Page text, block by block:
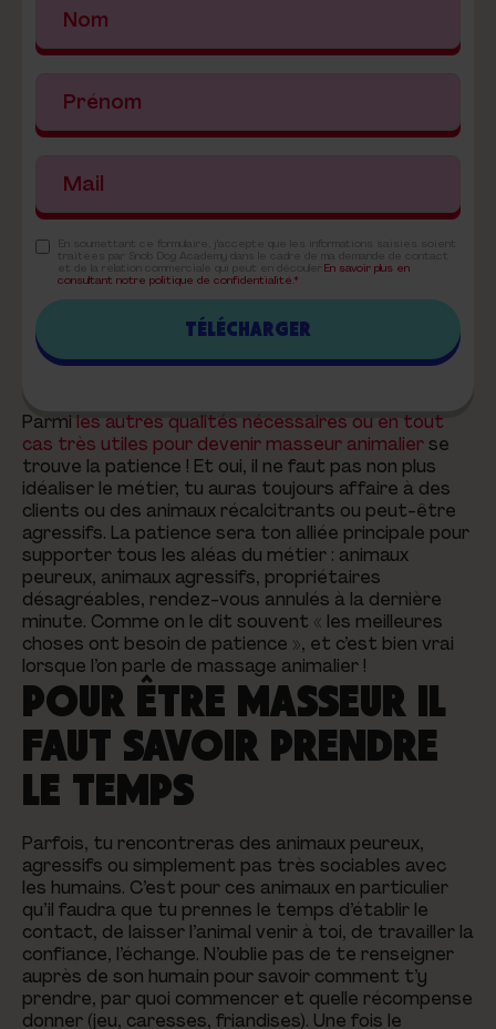
En savoir plus en
consultant notre politique de confidentialité.*
Parmi les autres qualités nécessaires ou en tout
cas très utiles pour devenir masseur animalierse
trouve la patience ! Et oui, il ne faut pas non plus
idéaliser le métier, tu auras toujours affaire à des
clients ou des animaux récalcitrants ou peut-être
agressifs. La patience sera ton alliée principale pour
supporter tous les aléas du métier : animaux
peureux, animaux agressifs, propriétaires
désagréables, rendez-vous annulés à la dernière
minute. Comme on le dit souvent « les meilleures
choses ont besoin de patience », et c’est bien vrai
lorsque l’on parle de massage animalier !
POUR ÊTRE MASSEUR IL
FAUT SAVOIR PRENDRE
LE TEMPS
Parfois, tu rencontreras des animaux peureux,
agressifs ou simplement pas très sociables avec
les humains. C’est pour ces animaux en particulier
qu’il faudra que tu prennes le temps d’établir le
contact, de laisser l’animal venir à toi, de travailler la
confiance, l’échange. N’oublie pas de te renseigner
auprès de son humain pour savoir comment t’y
prendre, par quoi commencer et quelle récompense
donner (jeu, caresses, friandises). Une fois le